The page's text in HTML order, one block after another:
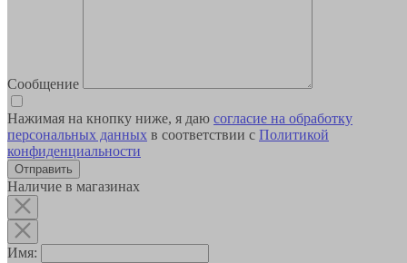
Сообщение
Нажимая на кнопку ниже, я даю согласие на обработку
персональных данных в соответствии с Политикой
конфиденциальности
Наличие в магазинах
Имя: